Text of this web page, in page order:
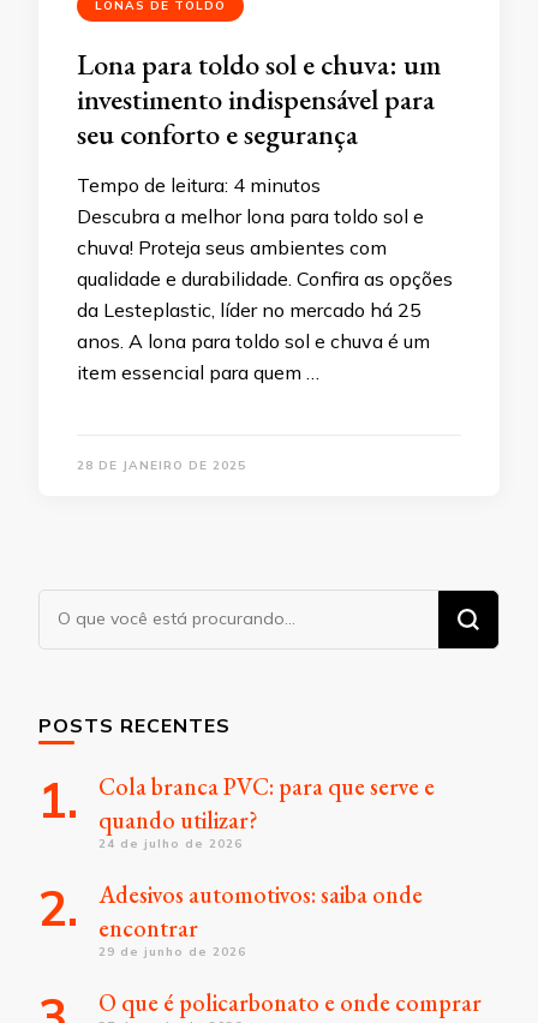
LONAS DE TOLDO
Lona para toldo sol e chuva: um
investimento indispensável para
seu conforto e segurança
Tempo de leitura: 4 minutos
Descubra a melhor lona para toldo sol e
chuva! Proteja seus ambientes com
qualidade e durabilidade. Confira as opções
da Lesteplastic, líder no mercado há 25
anos. A lona para toldo sol e chuva é um
item essencial para quem …
28 DE JANEIRO DE 2025
Procurando
algo?
POSTS RECENTES
Cola branca PVC: para que serve e
quando utilizar?
24 de julho de 2026
Adesivos automotivos: saiba onde
encontrar
29 de junho de 2026
O que é policarbonato e onde comprar